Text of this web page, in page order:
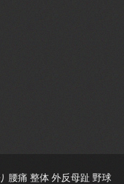
腰痛 整体 外反母趾 野球